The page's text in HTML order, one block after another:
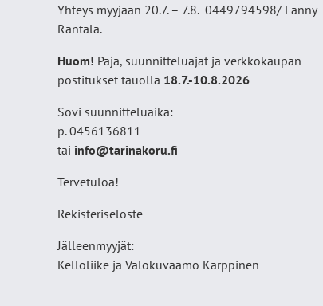
Yhteys myyjään 20.7. – 7.8. 0449794598/ Fanny
Rantala.
Huom! Paja, suunnitteluajat ja verkkokaupan
postitukset tauolla 18.7.-10.8.2026
Sovi suunnitteluaika:
p. 0456136811
tai info@tarinakoru.fi
Tervetuloa!
Rekisteriseloste
Jälleenmyyjät:
Kelloliike ja Valokuvaamo Karppinen